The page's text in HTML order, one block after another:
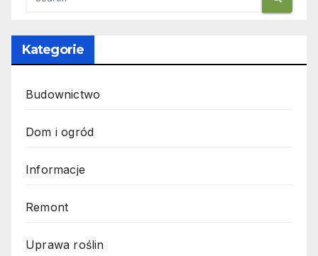
Kategorie
Budownictwo
Dom i ogród
Informacje
Remont
Uprawa roślin